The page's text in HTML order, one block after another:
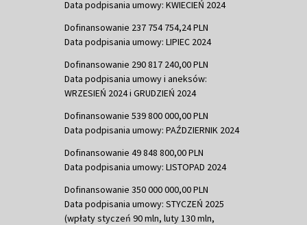
Data podpisania umowy: KWIECIEŃ 2024
Dofinansowanie 237 754 754,24 PLN
Data podpisania umowy: LIPIEC 2024
Dofinansowanie 290 817 240,00 PLN
Data podpisania umowy i aneksów:
WRZESIEŃ 2024 i GRUDZIEŃ 2024
Dofinansowanie 539 800 000,00 PLN
Data podpisania umowy: PAŹDZIERNIK 2024
Dofinansowanie 49 848 800,00 PLN
Data podpisania umowy: LISTOPAD 2024
Dofinansowanie 350 000 000,00 PLN
Data podpisania umowy: STYCZEŃ 2025
(wpłaty styczeń 90 mln, luty 130 mln,